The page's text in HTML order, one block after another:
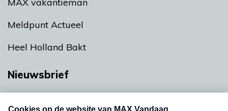
MAX vakantieman
Meldpunt Actueel
Heel Holland Bakt
Nieuwsbrief